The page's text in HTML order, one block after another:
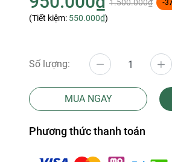
1.500.000₫ -
(Tiết kiệm: 550.000₫)
Số lượng:
MUA NGAY
Phương thức thanh toán